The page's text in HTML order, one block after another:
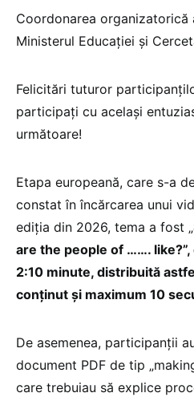
Coordonarea
Ministerul Educației și
Felicitări tuturor
participați cu același
următoare!
Etapa europeană, care s-a
constat în încărcarea unui
ediția din 2026, tema a fost „
are the people of …….
2:10 minute, distribuită
conținut și maximum 10
De asemenea, participanții
document PDF de tip
care trebuiau să explice